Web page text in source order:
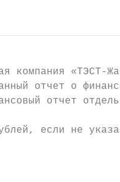
компания «ТЭСТ-
отчет о
отчет
если не